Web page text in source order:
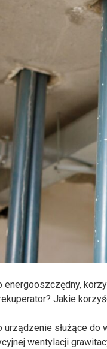
energooszczędny,
Jakie
urządzenie służące
wentylacji